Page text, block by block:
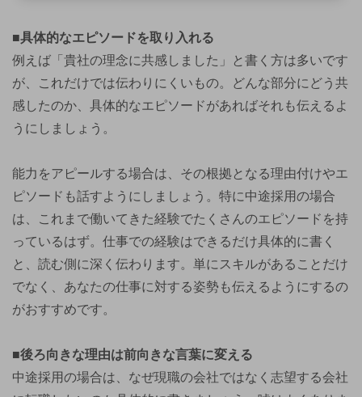
■具体的なエピソードを取り入れる
例えば「貴社の理念に共感しました」と書く方は多いです
が、これだけでは伝わりにくいもの。どんな部分にどう共
感したのか、具体的なエピソードがあればそれも伝えるよ
うにしましょう。
能力をアピールする場合は、その根拠となる理由付けやエ
ピソードも話すようにしましょう。特に中途採用の場合
は、これまで働いてきた経験でたくさんのエピソードを持
っているはず。仕事での経験はできるだけ具体的に書く
と、読む側に深く伝わります。単にスキルがあることだけ
でなく、あなたの仕事に対する姿勢も伝えるようにするの
がおすすめです。
■後ろ向きな理由は前向きな言葉に変える
中途採用の場合は、なぜ現職の会社ではなく志望する会社